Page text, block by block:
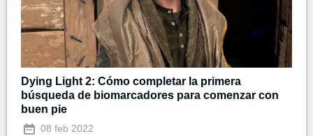
Dying Light 2: Cómo completar la primera
búsqueda de biomarcadores para comenzar con
buen pie
08 feb 2022